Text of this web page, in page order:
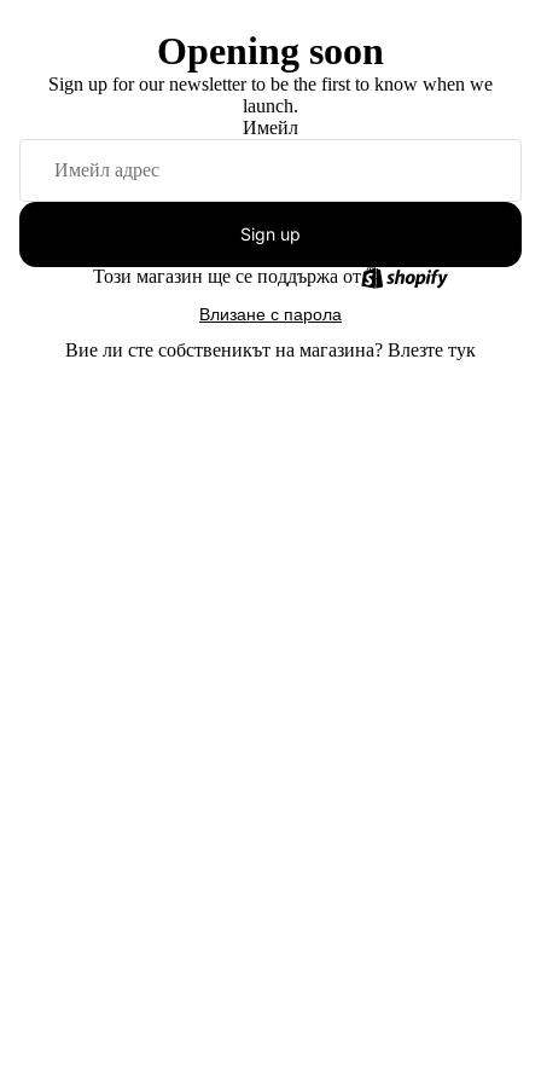
Opening soon
Sign up for our newsletter to be the first to know when we
launch.
Имейл
Sign up
Този магазин ще се поддържа от
Влизане с парола
Вие ли сте собственикът на магазина? Влезте тук